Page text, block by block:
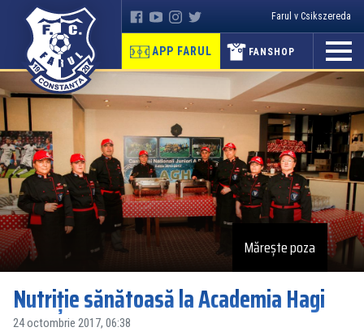
Farul v Csikszereda
APP FARUL FANSHOP
Mărește poza
Nutriție sănătoasă la Academia Hagi
24 octombrie 2017, 06:38